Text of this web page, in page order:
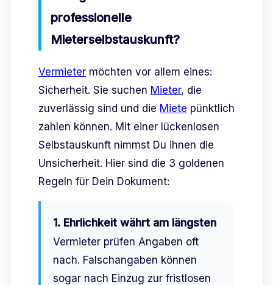
professionelle
Mieterselbstauskunft?
Vermieter möchten vor allem eines:
Sicherheit. Sie suchen Mieter, die
zuverlässig sind und die Miete pünktlich
zahlen können. Mit einer lückenlosen
Selbstauskunft nimmst Du ihnen die
Unsicherheit. Hier sind die 3 goldenen
Regeln für Dein Dokument:
1. Ehrlichkeit währt am längsten
Vermieter prüfen Angaben oft
nach. Falschangaben können
sogar nach Einzug zur fristlosen